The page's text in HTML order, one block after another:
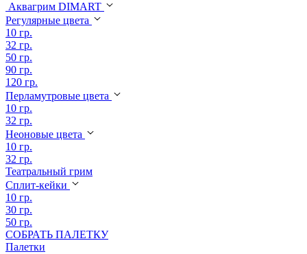
Аквагрим DIMART
Регулярные цвета
10 гр.
32 гр.
50 гр.
90 гр.
120 гр.
Перламутровые цвета
10 гр.
32 гр.
Неоновые цвета
10 гр.
32 гр.
Театральный грим
Сплит-кейки
10 гр.
30 гр.
50 гр.
СОБРАТЬ ПАЛЕТКУ
Палетки